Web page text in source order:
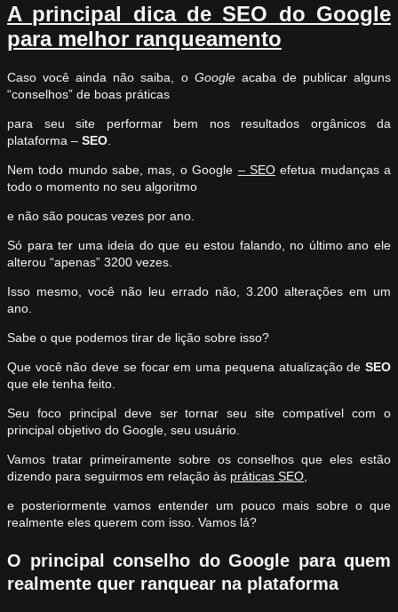
A principal dica de SEO do Google
para melhor ranqueamento
Caso você ainda não saiba, o Googleacaba de publicar alguns
“conselhos” de boas práticas
para seu site performar bem nos resultados orgânicos da
plataforma – SEO
Nem todo mundo sabe, mas, o Google – SEOefetua mudanças a
todo o momento no seu algoritmo
e não são poucas vezes por ano.
Só para ter uma ideia do que eu estou falando, no último ano ele
alterou “apenas” 3200 vezes.
Isso mesmo, você não leu errado não, 3.200 alterações em um
ano.
Sabe o que podemos tirar de lição sobre isso?
Que você não deve se focar em uma pequena atualização de SEO
que ele tenha feito.
Seu foco principal deve ser tornar seu site compatível com o
principal objetivo do Google, seu usuário.
Vamos tratar primeiramente sobre os conselhos que eles estão
dizendo para seguirmos em relação às práticas SEO
e posteriormente vamos entender um pouco mais sobre o que
realmente eles querem com isso. Vamos lá?
O principal conselho do Google para quem
realmente quer ranquear na plataforma